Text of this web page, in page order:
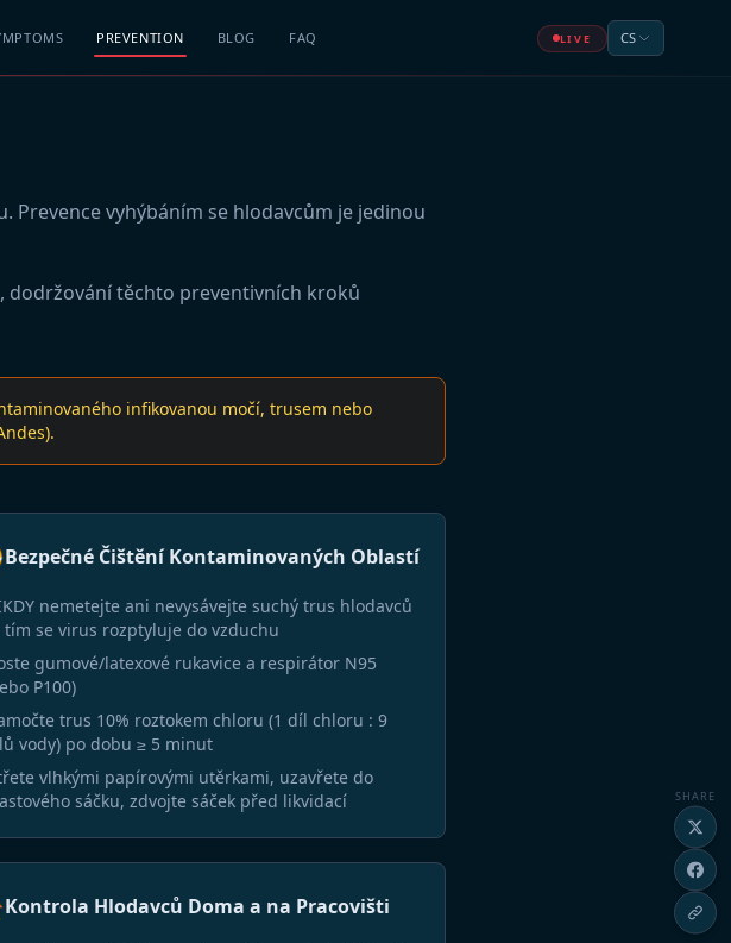
PREVENTION BLOG FAQ LIVE CS
Prevence vyhýbáním se hlodavcům je jedinou
dodržování těchto preventivních kroků
infikovanou močí, trusem nebo
Bezpečné Čištění Kontaminovaných Oblastí
nemetejte ani nevysávejte suchý trus hlodavců
se virus rozptyluje do vzduchu
gumové/latexové rukavice a respirátor N95
P100)
trus 10% roztokem chloru (1 díl chloru : 9
vody) po dobu ≥ 5 minut
vlhkými papírovými utěrkami, uzavřete do
sáčku, zdvojte sáček před likvidací
Kontrola Hlodavců Doma a na Pracovišti
SHARE